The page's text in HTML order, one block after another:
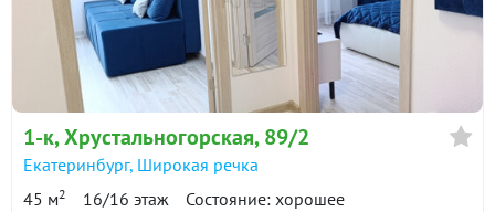
1-к, Хрустальногорская, 89/2
Екатеринбург, Широкая речка
45 м2 16/16 этаж Состояние: хорошее